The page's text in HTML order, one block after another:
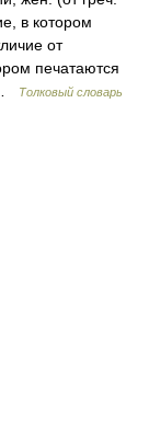
в котором
от
печатаются
Толковый словарь